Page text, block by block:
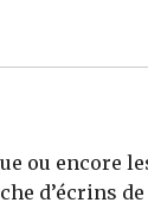
ou encore
d’écrins